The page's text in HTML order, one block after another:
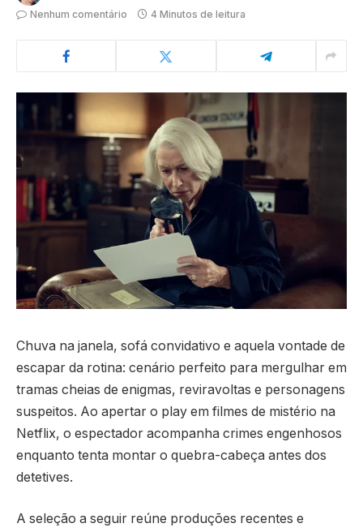
Nenhum comentário
4 Minutos de leitura
Chuva na janela, sofá convidativo e aquela vontade de
escapar da rotina: cenário perfeito para mergulhar em
tramas cheias de enigmas, reviravoltas e personagens
suspeitos. Ao apertar o play em filmes de mistério na
Netflix, o espectador acompanha crimes engenhosos
enquanto tenta montar o quebra-cabeça antes dos
detetives.
A seleção a seguir reúne produções recentes e